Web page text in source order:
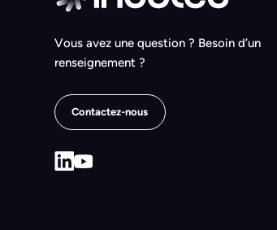
Vous avez une question ? Besoin d’un
renseignement ?
Contactez-nous